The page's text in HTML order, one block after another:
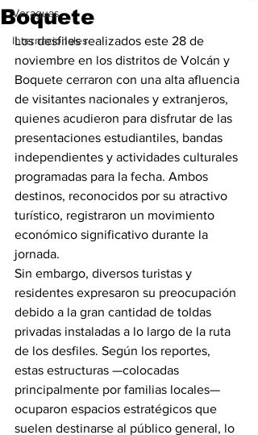
Veraguas
Internacionales
Boquete
Los desfiles realizados este 28 de
noviembre en los distritos de Volcán y
Boquete cerraron con una alta afluencia
de visitantes nacionales y extranjeros,
quienes acudieron para disfrutar de las
presentaciones estudiantiles, bandas
independientes y actividades culturales
programadas para la fecha. Ambos
destinos, reconocidos por su atractivo
turístico, registraron un movimiento
económico significativo durante la
jornada.
Sin embargo, diversos turistas y
residentes expresaron su preocupación
debido a la gran cantidad de toldas
privadas instaladas a lo largo de la ruta
de los desfiles. Según los reportes,
estas estructuras —colocadas
principalmente por familias locales—
ocuparon espacios estratégicos que
suelen destinarse al público general, lo